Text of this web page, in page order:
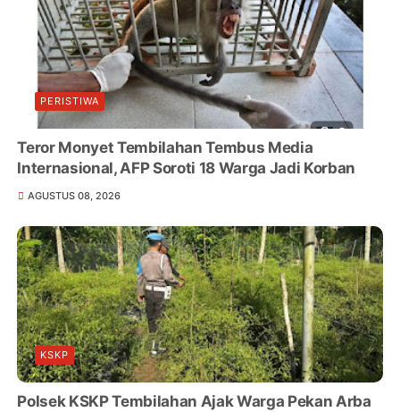
PERISTIWA
Teror Monyet Tembilahan Tembus Media
Internasional, AFP Soroti 18 Warga Jadi Korban
AGUSTUS 08, 2026
KSKP
Polsek KSKP Tembilahan Ajak Warga Pekan Arba